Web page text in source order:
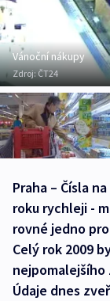
Vánoční nákupy
Zdroj:ČT24
Praha – Čísla
roku rychleji -
rovné jedno
Celý rok 2009
nejpomalejšího
Údaje dnes